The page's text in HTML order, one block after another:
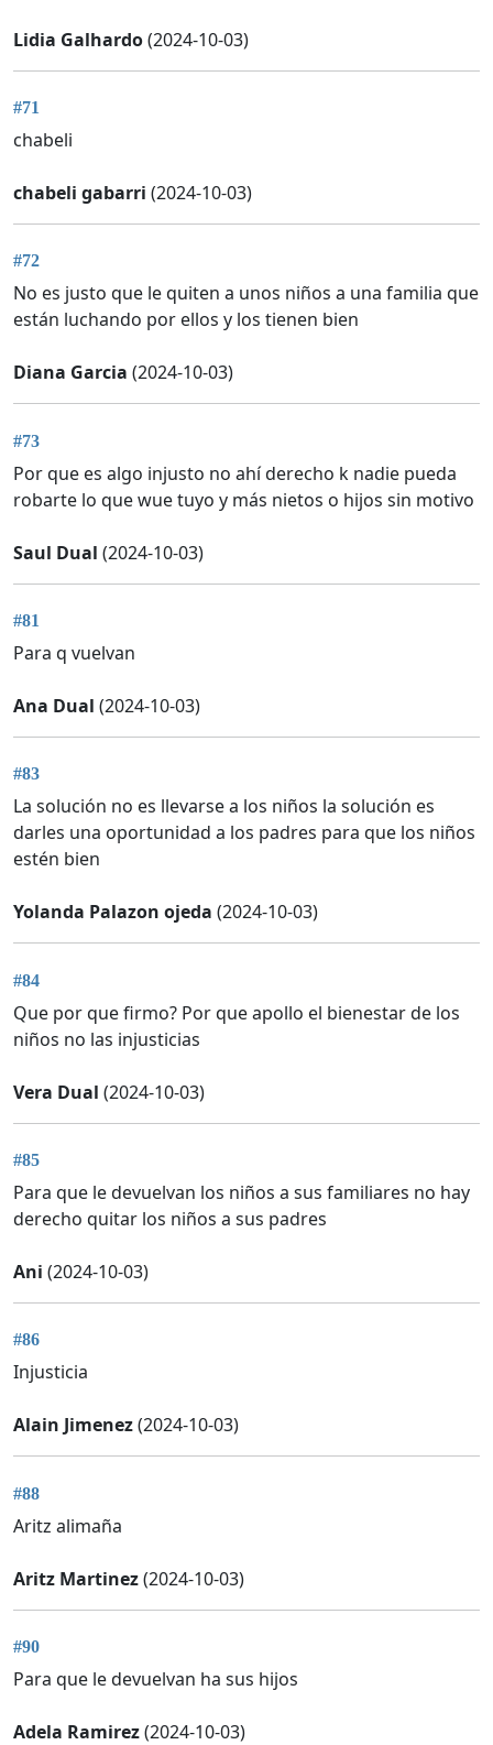
Lidia Galhardo(2024-10-03)
#71
chabeli
chabeli gabarri (2024-10-03)
#72
No es justo que le quiten a unos niños a una familia que
están luchando por ellos y los tienen bien
Diana Garcia (2024-10-03)
#73
Por que es algo injusto no ahí derecho k nadie pueda
robarte lo que wue tuyo y más nietos o hijos sin motivo
Saul Dual (2024-10-03)
#81
Para q vuelvan
Ana Dual (2024-10-03)
#83
La solución no es llevarse a los niños la solución es
darles una oportunidad a los padres para que los niños
estén bien
Yolanda Palazon ojeda (2024-10-03)
#84
Que por que firmo? Por que apollo el bienestar de los
niños no las injusticias
Vera Dual (2024-10-03)
#85
Para que le devuelvan los niños a sus familiares no hay
derecho quitar los niños a sus padres
Ani (2024-10-03)
#86
Injusticia
Alain Jimenez(2024-10-03)
#88
Aritz alimaña
Aritz Martinez(2024-10-03)
#90
Para que le devuelvan ha sus hijos
Adela Ramirez(2024-10-03)